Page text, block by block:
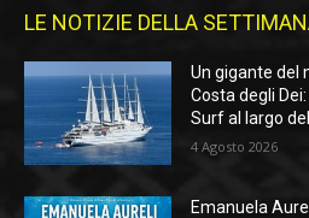
LE NOTIZIE DELLA
Un gigante del
Costa degli
Surf al largo
4 Agosto 2026
Emanuela